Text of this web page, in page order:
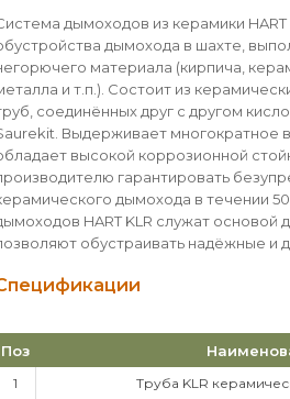
дымоходов из керамики HART
дымохода в шахте,
материала (кирпича,
и т.п.). Состоит из
соединённых друг с другом
Выдерживает многократное
высокой коррозионной
гарантировать
дымохода в течении
HART KLR служат основой
обустраивать надёжные и
Поз
1 Труба KLR